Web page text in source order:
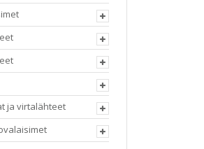
ja virtalähteet